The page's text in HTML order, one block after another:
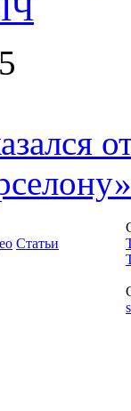
Статьи